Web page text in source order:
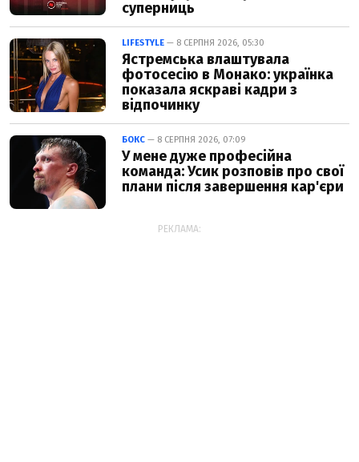
суперниць
LIFESTYLE — 8 СЕРПНЯ 2026, 05:30
Ястремська влаштувала
фотосесію в Монако: українка
показала яскраві кадри з
відпочинку
БОКС — 8 СЕРПНЯ 2026, 07:09
У мене дуже професійна
команда: Усик розповів про свої
плани після завершення кар'єри
РЕКЛАМА: